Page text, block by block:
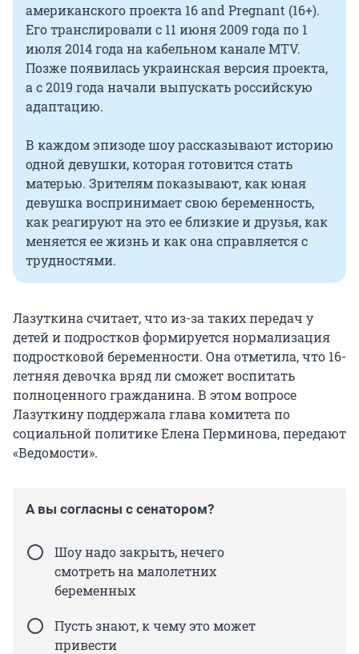
американского проекта 16 and Pregnant (16+).
Его транслировали с 11 июня 2009 года по 1
июля 2014 года на кабельном канале MTV.
Позже появилась украинская версия проекта,
а с 2019 года начали выпускать российскую
адаптацию.
В каждом эпизоде шоу рассказывают историю
одной девушки, которая готовится стать
матерью. Зрителям показывают, как юная
девушка воспринимает свою беременность,
как реагируют на это ее близкие и друзья, как
меняется ее жизнь и как она справляется с
трудностями.
Лазуткина считает, что из-за таких передач у
детей и подростков формируется нормализация
подростковой беременности. Она отметила, что 16-
летняя девочка вряд ли сможет воспитать
полноценного гражданина. В этом вопросе
Лазуткину поддержала глава комитета по
социальной политике Елена Перминова, передают
«Ведомости».
А вы согласны с сенатором?
Шоу надо закрыть, нечего
смотреть на малолетних
беременных
Пусть знают, к чему это может
привести